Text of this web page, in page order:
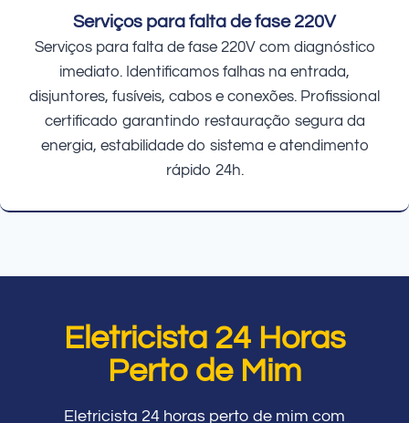
Serviços para falta de fase 220V
Serviços para falta de fase 220V com diagnóstico
imediato. Identificamos falhas na entrada,
disjuntores, fusíveis, cabos e conexões. Profissional
certificado garantindo restauração segura da
energia, estabilidade do sistema e atendimento
rápido 24h.
Eletricista 24 Horas
Perto de Mim
Eletricista 24 horas perto de mim com